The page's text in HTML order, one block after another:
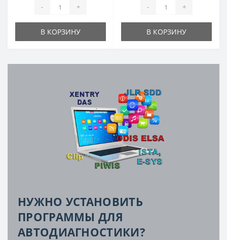
- +
В КОРЗИНУ
- +
В КОРЗИНУ
НУЖНО УСТАНОВИТЬ
ПРОГРАММЫ ДЛЯ
АВТОДИАГНОСТИКИ?